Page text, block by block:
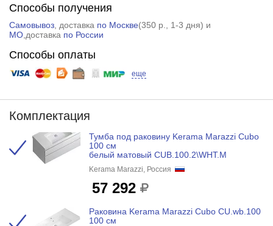
Способы получения
Самовывоз, доставка по Москве(350 р.
, 1-3 дня) и
МО,доставка по России
Способы оплаты
еще
Комплектация
Тумба под раковину Kerama Marazzi Cubo
100 см
белый матовый CUB.100.2\WHT.M
Kerama Marazzi, Россия
57 292
Раковина Kerama Marazzi Cubo CU.wb.100
100 см